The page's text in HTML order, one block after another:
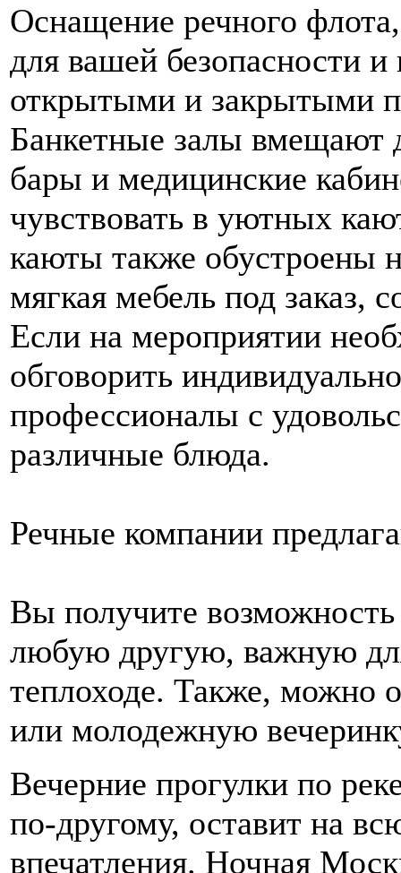
Оснащение речного
для вашей безопасности
открытыми и закрытыми
Банкетные залы вмещают
бары и медицинские
чувствовать в уютных
каюты также обустроены
мягкая мебель под заказ,
Если на мероприятии
обговорить
профессионалы с
различные блюда.
Речные компании
Вы получите возможность
любую другую, важную
теплоходе. Также, можно
или молодежную
Вечерние прогулки по
по-другому, оставит на
впечатления. Ночная